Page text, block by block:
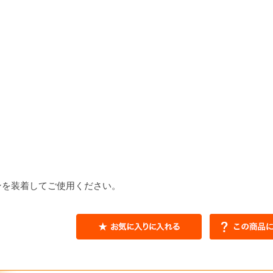
装着してご使用ください。